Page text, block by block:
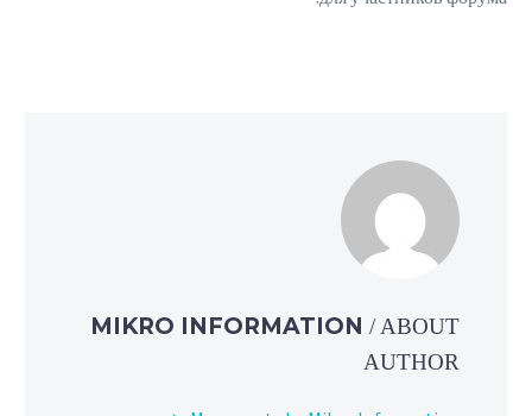
MIKRO INFORMATION / ABOUT
AUTHOR